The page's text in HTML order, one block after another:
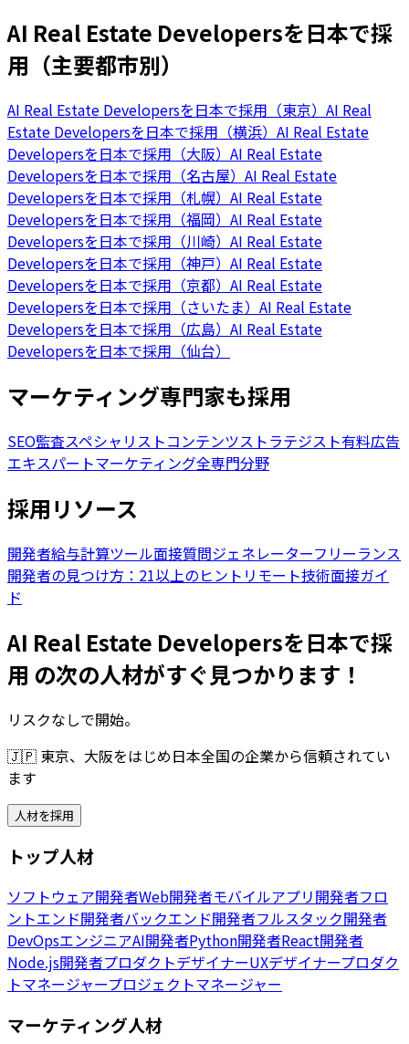
AI Real Estate Developersを日本で採
用（主要都市別）
AI Real Estate Developersを日本で採用（東京） AI Real
Estate Developersを日本で採用（横浜） AI Real Estate
Developersを日本で採用（大阪） AI Real Estate
Developersを日本で採用（名古屋） AI Real Estate
Developersを日本で採用（札幌） AI Real Estate
Developersを日本で採用（福岡） AI Real Estate
Developersを日本で採用（川崎） AI Real Estate
Developersを日本で採用（神戸） AI Real Estate
Developersを日本で採用（京都） AI Real Estate
Developersを日本で採用（さいたま） AI Real Estate
Developersを日本で採用（広島） AI Real Estate
Developersを日本で採用（仙台）
マーケティング専門家も採用
SEO監査スペシャリストコンテンツストラテジスト有料広告
エキスパートマーケティング全専門分野
採用リソース
開発者給与計算ツール面接質問ジェネレーターフリーランス
開発者の見つけ方：21以上のヒント リモート技術面接ガイ
ド
AI Real Estate Developersを日本で採
用 の次の人材がすぐ見つかります！
リスクなしで開始。
🇯🇵 東京、大阪をはじめ日本全国の企業から信頼されてい
ます
人材を採用
トップ人材
ソフトウェア開発者Web開発者モバイルアプリ開発者フロ
ントエンド開発者バックエンド開発者フルスタック開発者
DevOpsエンジニアAI開発者Python開発者React開発者
Node.js開発者プロダクトデザイナーUXデザイナープロダク
トマネージャープロジェクトマネージャー
マーケティング人材